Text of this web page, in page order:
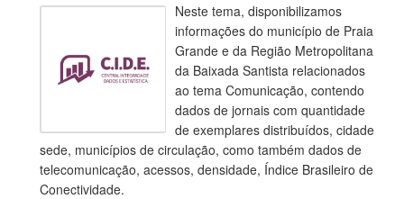
Neste tema, disponibilizamos
informações do município de Praia
Grande e da Região Metropolitana
da Baixada Santista relacionados
ao tema Comunicação, contendo
dados de jornais com quantidade
de exemplares distribuídos, cidade
sede, municípios de circulação, como também dados de
telecomunicação, acessos, densidade, Índice Brasileiro de
Conectividade.